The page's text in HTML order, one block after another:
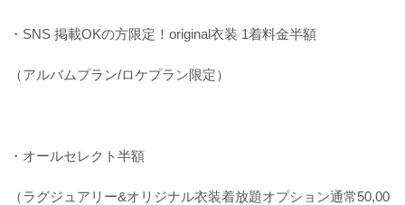
・SNS 掲載OKの方限定！original衣装 1着料金半額
（アルバムプラン/ロケプラン限定）
・オールセレクト半額
（ラグジュアリー&オリジナル衣装着放題オプション通常50,00